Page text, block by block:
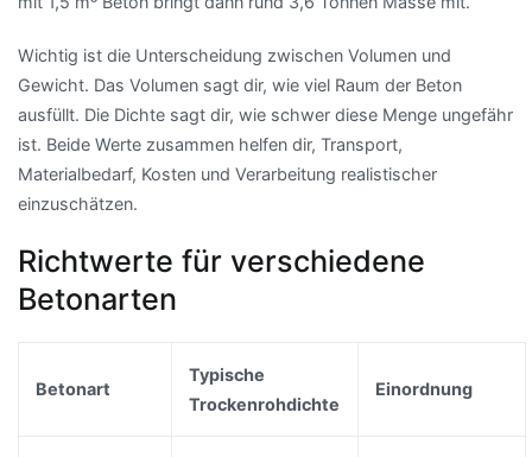
Wichtig ist die Unterscheidung zwischen Volumen und
Gewicht. Das Volumen sagt dir, wie viel Raum der Beton
ausfüllt. Die Dichte sagt dir, wie schwer diese Menge ungefähr
ist. Beide Werte zusammen helfen dir, Transport,
Materialbedarf, Kosten und Verarbeitung realistischer
einzuschätzen.
Richtwerte für verschiedene
Betonarten
Betonart
Typische
Trockenrohdichte
Einordnung